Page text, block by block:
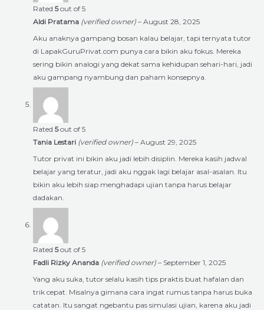
Rated 5out of 5
Aldi Pratama (verified owner) – August 28, 2025
Aku anaknya gampang bosan kalau belajar, tapi ternyata tutor
di LapakGuruPrivat.com punya cara bikin aku fokus. Mereka
sering bikin analogi yang dekat sama kehidupan sehari-hari, jadi
aku gampang nyambung dan paham konsepnya.
Rated 5out of 5
Tania Lestari (verified owner) – August 29, 2025
Tutor privat ini bikin aku jadi lebih disiplin. Mereka kasih jadwal
belajar yang teratur, jadi aku nggak lagi belajar asal-asalan. Itu
bikin aku lebih siap menghadapi ujian tanpa harus belajar
dadakan.
Rated 5out of 5
Fadli Rizky Ananda (verified owner) – September 1, 2025
Yang aku suka, tutor selalu kasih tips praktis buat hafalan dan
trik cepat. Misalnya gimana cara ingat rumus tanpa harus buka
catatan. Itu sangat ngebantu pas simulasi ujian, karena aku jadi